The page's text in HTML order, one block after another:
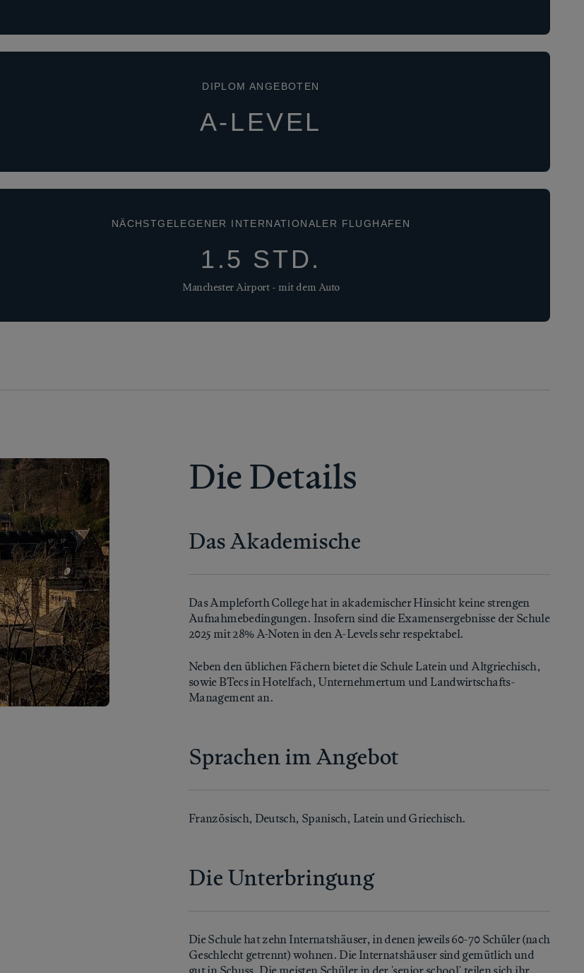
DIPLOM ANGEBOTEN
A-LEVEL
NÄCHSTGELEGENER INTERNATIONALER FLUGHAFEN
1.5 STD.
Manchester Airport - mit dem Auto
Die Details
Das Akademische
Das Ampleforth College hat in akademischer Hinsicht keine strengen
Aufnahmebedingungen. Insofern sind die Examensergebnisse der Schule
2025 mit 28% A-Noten in den A-Levels sehr respektabel.
Neben den üblichen Fächern bietet die Schule Latein und Altgriechisch,
sowie BTecs in Hotelfach, Unternehmertum und Landwirtschafts-
Management an.
Sprachen im Angebot
Französisch, Deutsch, Spanisch, Latein und Griechisch.
Die Unterbringung
Die Schule hat zehn Internatshäuser, in denen jeweils 60-70 Schüler (nach
Geschlecht getrennt) wohnen. Die Internatshäuser sind gemütlich und
gut in Schuss. Die meisten Schüler in der 'senior school' teilen sich ihr